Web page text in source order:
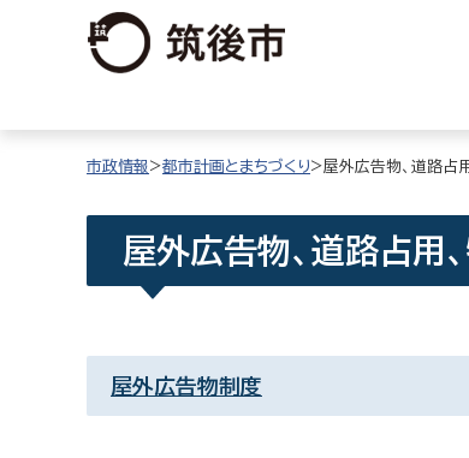
市政情報>都市計画とまちづくり>屋外広告物、道路占
屋外広告物、道路占用
屋外広告物制度